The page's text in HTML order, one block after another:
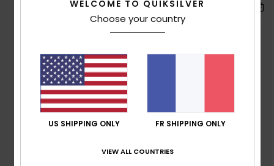
WELCOME TO QUIKSILVER
Choose your country
US SHIPPING ONLY FR SHIPPING ONLY
VIEW ALL COUNTRIES